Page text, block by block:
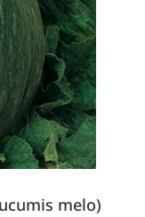
melo)